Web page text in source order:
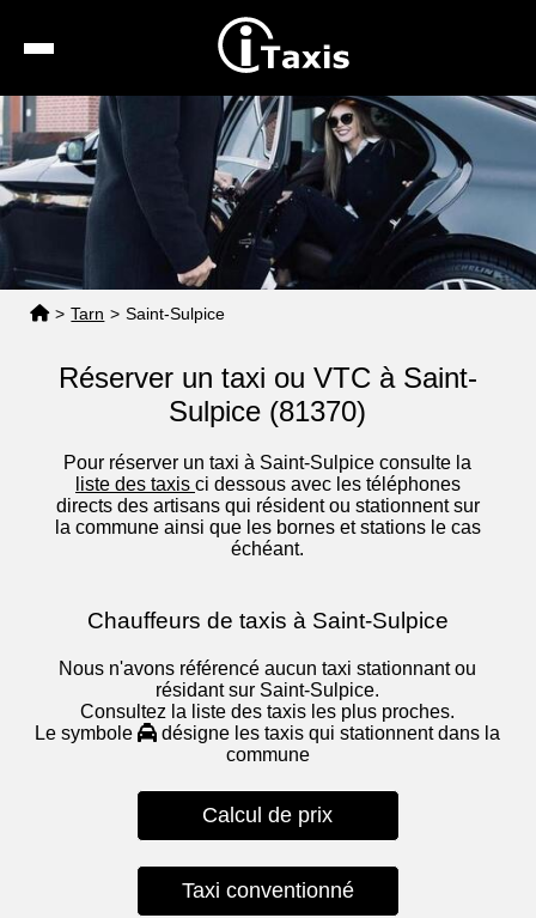
Recherche
Calcul de tarif
Taxis conventionnés
Espace pro
> Tarn > Saint-Sulpice
Réserver un taxi ou VTC à Saint-
Sulpice (81370)
Pour réserver un taxi à Saint-Sulpice consulte la
liste des taxis ci dessous avec les téléphones
directs des artisans qui résident ou stationnent sur
la commune ainsi que les bornes et stations le cas
échéant.
Chauffeurs de taxis à Saint-Sulpice
Nous n'avons référencé aucun taxi stationnant ou
résidant sur Saint-Sulpice.
Consultez la liste des taxis les plus proches.
Le symbole
désigne les taxis qui stationnent dans la
commune
Calcul de prix
Taxi conventionné